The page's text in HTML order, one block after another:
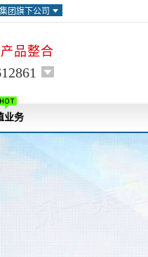
团旗下公司
品整合
业务